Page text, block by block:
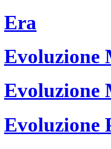
Era
Evoluzione
Evoluzione
Evoluzione